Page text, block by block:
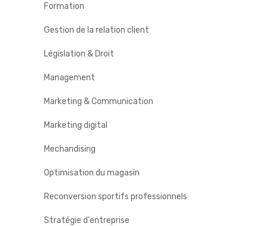
Formation
Gestion de la relation client
Législation & Droit
Management
Marketing & Communication
Marketing digital
Mechandising
Optimisation du magasin
Reconversion sportifs professionnels
Stratégie d'entreprise